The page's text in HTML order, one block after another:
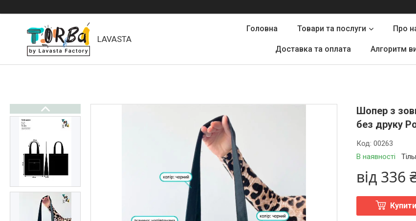
LAVASTA
Головна Товари та послуги Про
Доставка та оплата Алгоритм
Шопер з
без друку
В наявності
Код:00263
від 336
Купити